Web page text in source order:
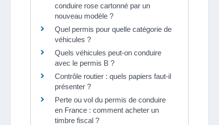
conduire rose cartonné par un
nouveau modèle ?
Quel permis pour quelle catégorie de
véhicules ?
Quels véhicules peut-on conduire
avec le permis B ?
Contrôle routier : quels papiers faut-il
présenter ?
Perte ou vol du permis de conduire
en France : comment acheter un
timbre fiscal ?